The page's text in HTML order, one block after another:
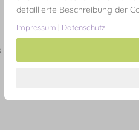
detaillierte Beschreibung der
Impressum | Datenschutz